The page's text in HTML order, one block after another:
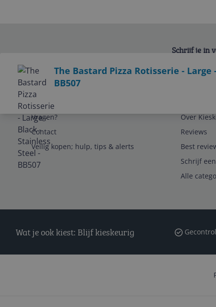
The Bastard Pizza Rotisserie -
BB507
Schrijf je in
Service
Vragen?
Contact
Veilig kopen; hulp, tips & alerts
Over
Reviews
Best
Schrijf
Alle
Wat je ook kiest: Blijf kieskeurig